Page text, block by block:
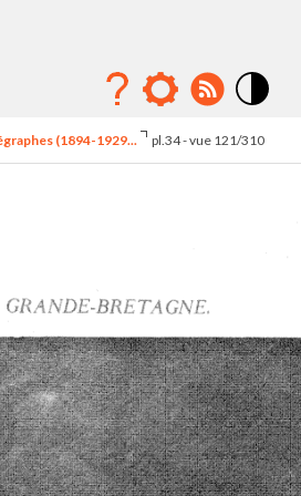
élévé
(1894-1929... pl.34 - vue 121/310